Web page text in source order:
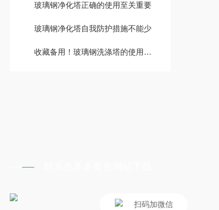
玻璃钢净化塔正确的使用至关重要
玻璃钢净化塔自我防护措施不能少
收藏备用！玻璃钢洗涤塔的使用攻略
扫码加微信